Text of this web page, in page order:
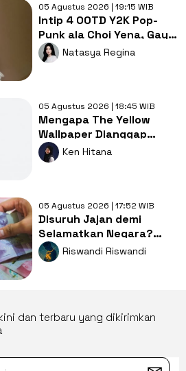
05 Agustus 2026 | 19:15 WIB
Intip 4 OOTD Y2K Pop-
Punk ala Choi Yena, Gaya
Lebih Cute dan Rebel!
Natasya Regina
05 Agustus 2026 | 18:45 WIB
Mengapa The Yellow
Wallpaper Dianggap
Karya Sastra dengan
Kritik Feminisme?
Ken Hitana
05 Agustus 2026 | 17:52 WIB
Disuruh Jajan demi
Selamatkan Negara?
Dompet Kita: Giliran Gue
Lagi?
Riswandi Riswandi
dan terbaru yang dikirimkan